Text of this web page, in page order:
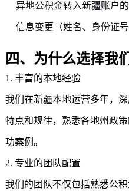
异地公积金转入新疆账户
信息变更（姓名、身份证
四、为什么选择我
1. 丰富的本地经验
我们在新疆本地运营多年，
特点和规律，熟悉各地州政
功案例。
2. 专业的团队配置
我们的团队不仅包括熟悉公